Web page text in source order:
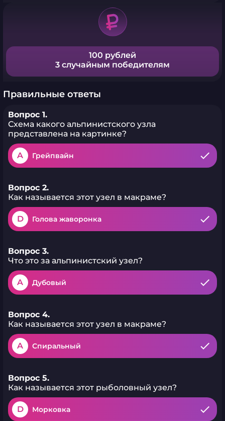
100 рублей
3 случайным победителям
Правильные ответы
Вопрос 1.
Схема какого альпинистского узла
представлена на картинке?
A Грейпвайн
Вопрос 2.
Как называется этот узел в макраме?
D Голова жаворонка
Вопрос 3.
Что это за альпинистский узел?
A Дубовый
Вопрос 4.
Как называется этот узел в макраме?
A Спиральный
Вопрос 5.
Как называется этот рыболовный узел?
D Морковка